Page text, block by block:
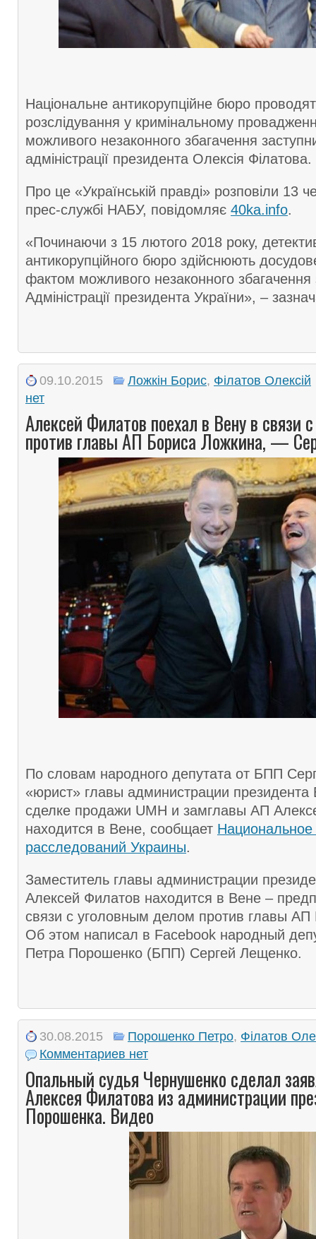
Національне антикорупційне бюро
розслідування у кримінальному
можливого незаконного збагачення
адміністрації президента Олексія Філатова.
Про це «Українській правді» розповіли 13
прес-службі НАБУ, повідомляє 40ka.info.
«Починаючи з 15 лютого 2018 року,
антикорупційного бюро здійснюють
фактом можливого незаконного збагачення
Адміністрації президента України», –
09.10.2015 Ложкін Борис, Філатов Олексій
нет
Алексей Филатов поехал в Вену в связи
против главы АП Бориса Ложкина, —
По словам народного депутата от БПП
«юрист» главы администрации
сделке продажи UMH и замглавы АП
находится в Вене, сообщает
расследований Украины.
Заместитель главы администрации
Алексей Филатов находится в Вене –
связи с уголовным делом против главы
Об этом написал в Facebook народный
Петра Порошенко (БПП) Сергей Лещенко.
30.08.2015 Порошенко Петро, Філатов
Комментариев нет
Опальный судья Чернушенко сделал
Алексея Филатова из администрации
Порошенка. Видео